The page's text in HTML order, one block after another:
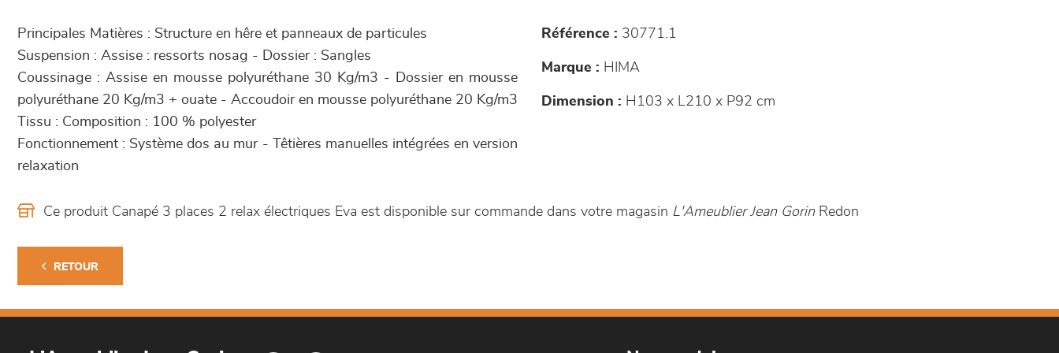
Principales Matières : Structure en hêre et panneaux de particules
Suspension : Assise : ressorts nosag - Dossier : Sangles
Coussinage : Assise en mousse polyuréthane 30 Kg/m3 - Dossier en mousse
polyuréthane 20 Kg/m3 + ouate - Accoudoir en mousse polyuréthane 20 Kg/m3
Tissu : Composition : 100 % polyester
Fonctionnement : Système dos au mur - Têtières manuelles intégrées en version
relaxation
Référence : 30771.1
Marque : HIMA
Dimension : H103 x L210 x P92 cm
Ce produit Canapé 3 places 2 relax électriques Eva est disponible sur commande dans votre magasin L'Ameublier Jean GorinRedon
RETOUR